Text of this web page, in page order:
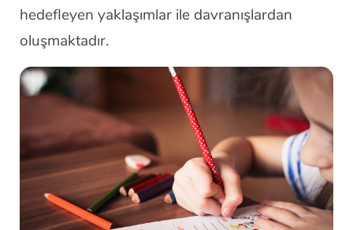
hedefleyen yaklaşımlar ile davranışlardan
oluşmaktadır.